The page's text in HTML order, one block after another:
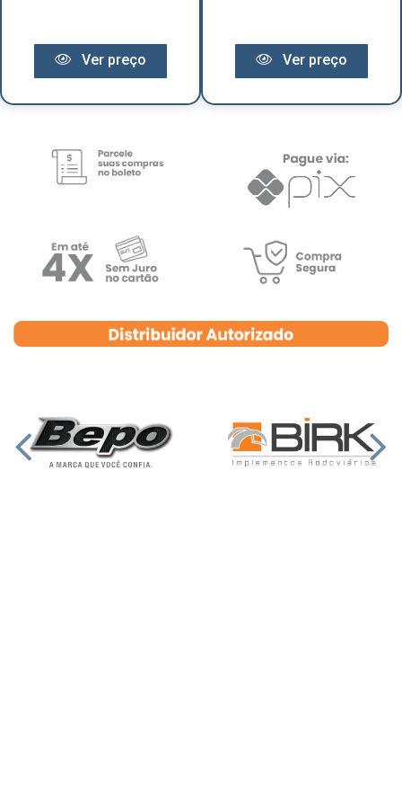
Ver preço Ver preço